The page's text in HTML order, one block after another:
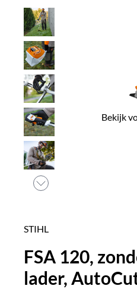
Bekijk
STIHL
FSA 120,
lader,